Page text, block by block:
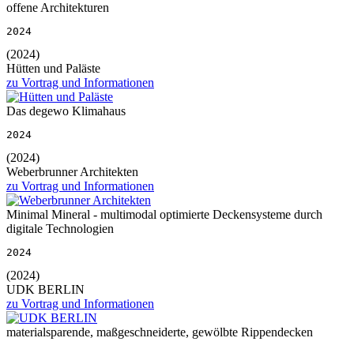
offene Architekturen
2024
(2024)
Hütten und Paläste
zu Vortrag und Informationen
Das degewo Klimahaus
2024
(2024)
Weberbrunner Architekten
zu Vortrag und Informationen
Minimal Mineral - multimodal optimierte Deckensysteme durch
digitale Technologien
2024
(2024)
UDK BERLIN
zu Vortrag und Informationen
materialsparende, maßgeschneiderte, gewölbte Rippendecken